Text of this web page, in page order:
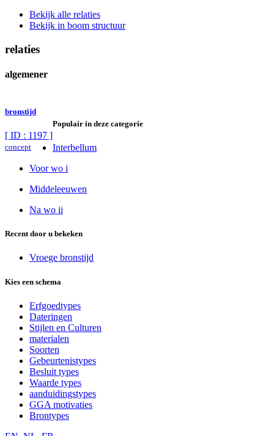
Bekijk alle relaties
Bekijk in boom structuur
relaties
algemener
bronstijd
[ ID : 1197 ]
concept
Populair in deze categorie
Interbellum
Voor wo i
Middeleeuwen
Na wo ii
Recent door u bekeken
Vroege bronstijd
Kies een schema
Erfgoedtypes
Dateringen
Stijlen en Culturen
materialen
Soorten
Gebeurtenistypes
Besluit types
Waarde types
aanduidingstypes
GGA motivaties
Brontypes